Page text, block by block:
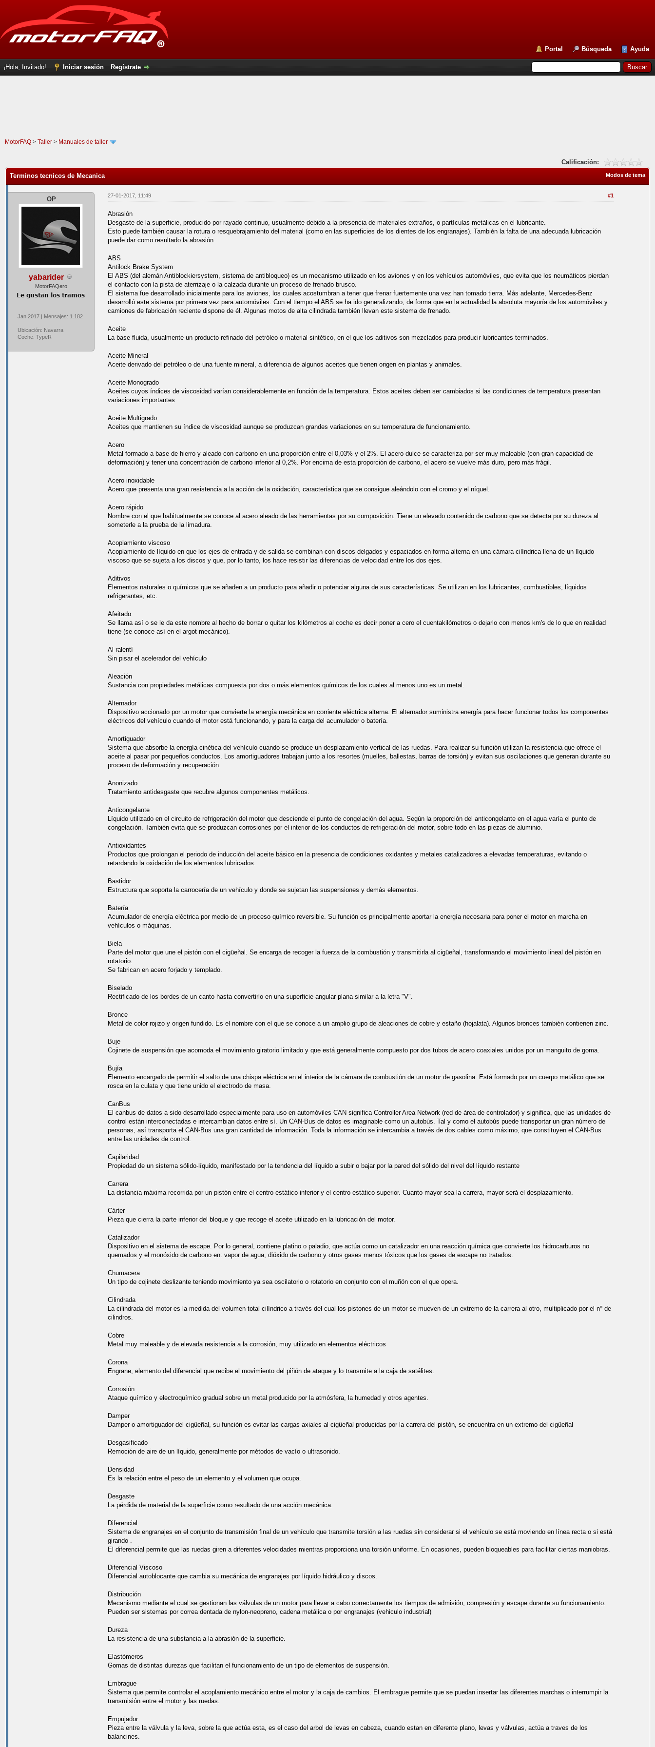
Portal Búsqueda Ayuda
¡Hola, Invitado! Iniciar sesión Regístrate
MotorFAQ > Taller > Manuales de taller
Calificación:
Modos de tema
Terminos tecnicos de Mecanica
OP
yabarider
MotorFAQero
Jan 2017 | Mensajes: 1.182
Ubicación: Navarra
Coche: TypeR
#1
27-01-2017, 11:49
Abrasión
Desgaste de la superficie, producido por rayado continuo, usualmente debido a la presencia de materiales extraños, o partículas metálicas en el lubricante.
Esto puede también causar la rotura o resquebrajamiento del material (como en las superficies de los dientes de los engranajes). También la falta de una adecuada lubricación
puede dar como resultado la abrasión.
ABS
Antilock Brake System
El ABS (del alemán Antiblockiersystem, sistema de antibloqueo) es un mecanismo utilizado en los aviones y en los vehículos automóviles, que evita que los neumáticos pierdan
el contacto con la pista de aterrizaje o la calzada durante un proceso de frenado brusco.
El sistema fue desarrollado inicialmente para los aviones, los cuales acostumbran a tener que frenar fuertemente una vez han tomado tierra. Más adelante, Mercedes-Benz
desarrolló este sistema por primera vez para automóviles. Con el tiempo el ABS se ha ido generalizando, de forma que en la actualidad la absoluta mayoría de los automóviles y
camiones de fabricación reciente dispone de él. Algunas motos de alta cilindrada también llevan este sistema de frenado.
Aceite
La base fluida, usualmente un producto refinado del petróleo o material sintético, en el que los aditivos son mezclados para producir lubricantes terminados.
Aceite Mineral
Aceite derivado del petróleo o de una fuente mineral, a diferencia de algunos aceites que tienen origen en plantas y animales.
Aceite Monogrado
Aceites cuyos índices de viscosidad varían considerablemente en función de la temperatura. Estos aceites deben ser cambiados si las condiciones de temperatura presentan
variaciones importantes
Aceite Multigrado
Aceites que mantienen su índice de viscosidad aunque se produzcan grandes variaciones en su temperatura de funcionamiento.
Acero
Metal formado a base de hierro y aleado con carbono en una proporción entre el 0,03% y el 2%. El acero dulce se caracteriza por ser muy maleable (con gran capacidad de
deformación) y tener una concentración de carbono inferior al 0,2%. Por encima de esta proporción de carbono, el acero se vuelve más duro, pero más frágil.
Acero inoxidable
Acero que presenta una gran resistencia a la acción de la oxidación, característica que se consigue aleándolo con el cromo y el níquel.
Acero rápido
Nombre con el que habitualmente se conoce al acero aleado de las herramientas por su composición. Tiene un elevado contenido de carbono que se detecta por su dureza al
someterle a la prueba de la limadura.
Acoplamiento viscoso
Acoplamiento de líquido en que los ejes de entrada y de salida se combinan con discos delgados y espaciados en forma alterna en una cámara cilíndrica llena de un líquido
viscoso que se sujeta a los discos y que, por lo tanto, los hace resistir las diferencias de velocidad entre los dos ejes.
Aditivos
Elementos naturales o químicos que se añaden a un producto para añadir o potenciar alguna de sus características. Se utilizan en los lubricantes, combustibles, líquidos
refrigerantes, etc.
Afeitado
Se llama así o se le da este nombre al hecho de borrar o quitar los kilómetros al coche es decir poner a cero el cuentakilómetros o dejarlo con menos km's de lo que en realidad
tiene (se conoce así en el argot mecánico).
Al ralentí
Sin pisar el acelerador del vehículo
Aleación
Sustancia con propiedades metálicas compuesta por dos o más elementos químicos de los cuales al menos uno es un metal.
Alternador
Dispositivo accionado por un motor que convierte la energía mecánica en corriente eléctrica alterna. El alternador suministra energía para hacer funcionar todos los componentes
eléctricos del vehículo cuando el motor está funcionando, y para la carga del acumulador o batería.
Amortiguador
Sistema que absorbe la energía cinética del vehículo cuando se produce un desplazamiento vertical de las ruedas. Para realizar su función utilizan la resistencia que ofrece el
aceite al pasar por pequeños conductos. Los amortiguadores trabajan junto a los resortes (muelles, ballestas, barras de torsión) y evitan sus oscilaciones que generan durante su
proceso de deformación y recuperación.
Anonizado
Tratamiento antidesgaste que recubre algunos componentes metálicos.
Anticongelante
Líquido utilizado en el circuito de refrigeración del motor que desciende el punto de congelación del agua. Según la proporción del anticongelante en el agua varía el punto de
congelación. También evita que se produzcan corrosiones por el interior de los conductos de refrigeración del motor, sobre todo en las piezas de aluminio.
Antioxidantes
Productos que prolongan el periodo de inducción del aceite básico en la presencia de condiciones oxidantes y metales catalizadores a elevadas temperaturas, evitando o
retardando la oxidación de los elementos lubricados.
Bastidor
Estructura que soporta la carrocería de un vehículo y donde se sujetan las suspensiones y demás elementos.
Batería
Acumulador de energía eléctrica por medio de un proceso químico reversible. Su función es principalmente aportar la energía necesaria para poner el motor en marcha en
vehículos o máquinas.
Biela
Parte del motor que une el pistón con el cigüeñal. Se encarga de recoger la fuerza de la combustión y transmitirla al cigüeñal, transformando el movimiento lineal del pistón en
rotatorio.
Se fabrican en acero forjado y templado.
Biselado
Rectificado de los bordes de un canto hasta convertirlo en una superficie angular plana similar a la letra "V".
Bronce
Metal de color rojizo y origen fundido. Es el nombre con el que se conoce a un amplio grupo de aleaciones de cobre y estaño (hojalata). Algunos bronces también contienen zinc.
Buje
Cojinete de suspensión que acomoda el movimiento giratorio limitado y que está generalmente compuesto por dos tubos de acero coaxiales unidos por un manguito de goma.
Bujía
Elemento encargado de permitir el salto de una chispa eléctrica en el interior de la cámara de combustión de un motor de gasolina. Está formado por un cuerpo metálico que se
rosca en la culata y que tiene unido el electrodo de masa.
CanBus
El canbus de datos a sido desarrollado especialmente para uso en automóviles CAN significa Controller Area Network (red de área de controlador) y significa, que las unidades de
control están interconectadas e intercambian datos entre sí. Un CAN-Bus de datos es imaginable como un autobús. Tal y como el autobús puede transportar un gran número de
personas, así transporta el CAN-Bus una gran cantidad de información. Toda la información se intercambia a través de dos cables como máximo, que constituyen el CAN-Bus
entre las unidades de control.
Capilaridad
Propiedad de un sistema sólido-líquido, manifestado por la tendencia del líquido a subir o bajar por la pared del sólido del nivel del líquido restante
Carrera
La distancia máxima recorrida por un pistón entre el centro estático inferior y el centro estático superior. Cuanto mayor sea la carrera, mayor será el desplazamiento.
Cárter
Pieza que cierra la parte inferior del bloque y que recoge el aceite utilizado en la lubricación del motor.
Catalizador
Dispositivo en el sistema de escape. Por lo general, contiene platino o paladio, que actúa como un catalizador en una reacción química que convierte los hidrocarburos no
quemados y el monóxido de carbono en: vapor de agua, dióxido de carbono y otros gases menos tóxicos que los gases de escape no tratados.
Chumacera
Un tipo de cojinete deslizante teniendo movimiento ya sea oscilatorio o rotatorio en conjunto con el muñón con el que opera.
Cilindrada
La cilindrada del motor es la medida del volumen total cilíndrico a través del cual los pistones de un motor se mueven de un extremo de la carrera al otro, multiplicado por el nº de
cilindros.
Cobre
Metal muy maleable y de elevada resistencia a la corrosión, muy utilizado en elementos eléctricos
Corona
Engrane, elemento del diferencial que recibe el movimiento del piñón de ataque y lo transmite a la caja de satélites.
Corrosión
Ataque químico y electroquímico gradual sobre un metal producido por la atmósfera, la humedad y otros agentes.
Damper
Damper o amortiguador del cigüeñal, su función es evitar las cargas axiales al cigüeñal producidas por la carrera del pistón, se encuentra en un extremo del cigüeñal
Desgasificado
Remoción de aire de un líquido, generalmente por métodos de vacío o ultrasonido.
Densidad
Es la relación entre el peso de un elemento y el volumen que ocupa.
Desgaste
La pérdida de material de la superficie como resultado de una acción mecánica.
Diferencial
Sistema de engranajes en el conjunto de transmisión final de un vehículo que transmite torsión a las ruedas sin considerar si el vehículo se está moviendo en línea recta o si está
girando .
El diferencial permite que las ruedas giren a diferentes velocidades mientras proporciona una torsión uniforme. En ocasiones, pueden bloqueables para facilitar ciertas maniobras.
Diferencial Viscoso
Diferencial autoblocante que cambia su mecánica de engranajes por líquido hidráulico y discos.
Distribución
Mecanismo mediante el cual se gestionan las válvulas de un motor para llevar a cabo correctamente los tiempos de admisión, compresión y escape durante su funcionamiento.
Pueden ser sistemas por correa dentada de nylon-neopreno, cadena metálica o por engranajes (vehiculo industrial)
Dureza
La resistencia de una substancia a la abrasión de la superficie.
Elastómeros
Gomas de distintas durezas que facilitan el funcionamiento de un tipo de elementos de suspensión.
Embrague
Sistema que permite controlar el acoplamiento mecánico entre el motor y la caja de cambios. El embrague permite que se puedan insertar las diferentes marchas o interrumpir la
transmisión entre el motor y las ruedas.
Empujador
Pieza entre la válvula y la leva, sobre la que actúa esta, es el caso del arbol de levas en cabeza, cuando estan en diferente plano, levas y válvulas, actúa a traves de los
balancines.